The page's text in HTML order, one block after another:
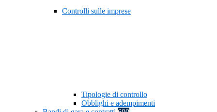
Controlli sulle imprese
Tipologie di controllo
Obblighi e adempimenti